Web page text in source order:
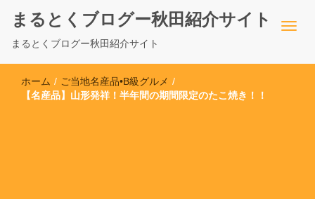
まるとくブログー秋田紹介サイト
まるとくブログー秋田紹介サイト
ホーム / ご当地名産品•B級グルメ /
【名産品】山形発祥！半年間の期間限定のたこ焼き！！